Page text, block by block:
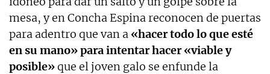
mesa, y en Concha Espina reconocen de puertas
para adentro que van a «hacer todo lo que esté
en su mano» para intentar hacer «viable y
posible»que el joven galo se enfunde la